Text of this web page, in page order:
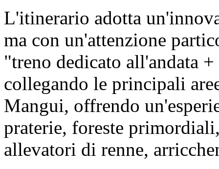
L'itinerario adotta
ma con un'attenzione
"treno dedicato all'andata
collegando le principali
Mangui, offrendo
praterie, foreste
allevatori di renne,